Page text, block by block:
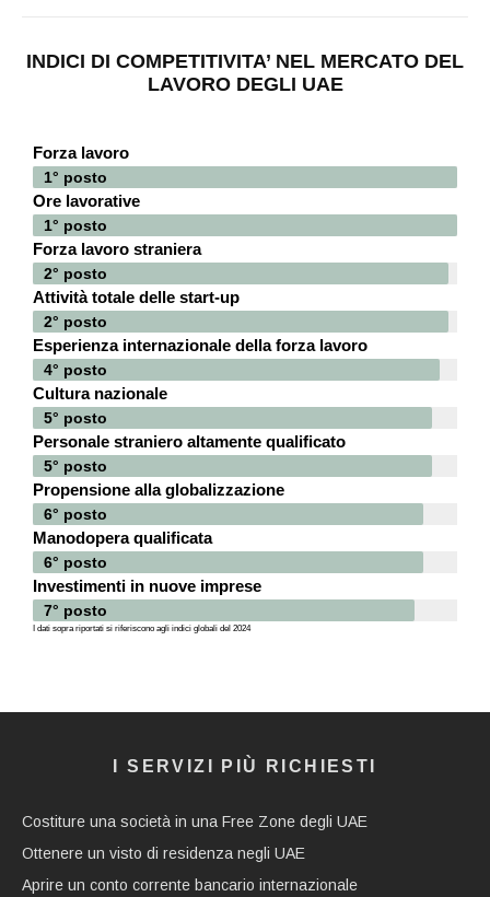
INDICI DI COMPETITIVITA’ NEL MERCATO DEL
LAVORO DEGLI UAE
Forza lavoro
1° posto
Ore lavorative
1° posto
Forza lavoro straniera
2° posto
Attività totale delle start-up
2° posto
Esperienza internazionale della forza lavoro
4° posto
Cultura nazionale
5° posto
Personale straniero altamente qualificato
5° posto
Propensione alla globalizzazione
6° posto
Manodopera qualificata
6° posto
Investimenti in nuove imprese
7° posto
I dati sopra riportati si riferiscono agli indici globali del 2024
I SERVIZI PIÙ RICHIESTI
Costiture una società in una Free Zone degli UAE
Ottenere un visto di residenza negli UAE
Aprire un conto corrente bancario internazionale